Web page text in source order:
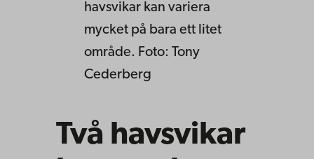
havsvikar kan variera
mycket på bara ett litet
område. Foto: Tony
Cederberg
Två havsvikar